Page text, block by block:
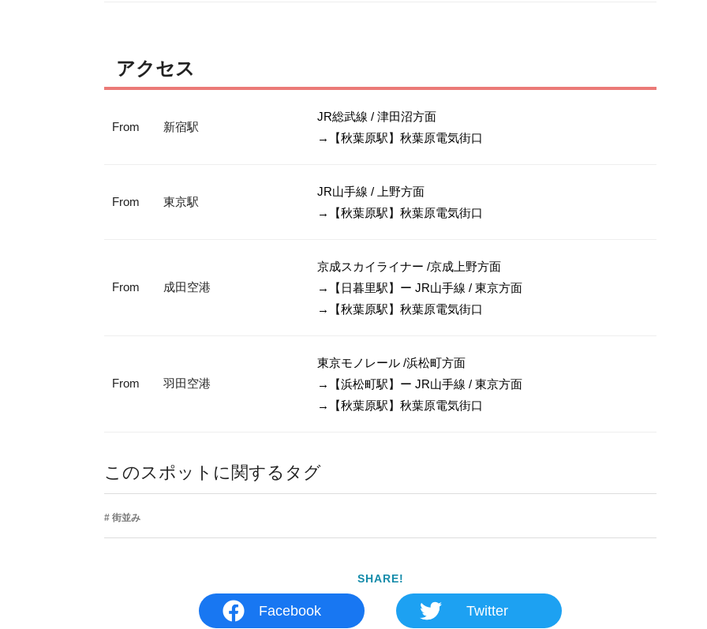
アクセス
From 新宿駅
JR総武線 / 津田沼方面
→【秋葉原駅】秋葉原電気街口
From 東京駅
JR山手線 / 上野方面
→【秋葉原駅】秋葉原電気街口
From 成田空港
京成スカイライナー /京成上野方面
→【日暮里駅】ー JR山手線 / 東京方面
→【秋葉原駅】秋葉原電気街口
From 羽田空港
東京モノレール /浜松町方面
→【浜松町駅】ー JR山手線 / 東京方面
→【秋葉原駅】秋葉原電気街口
このスポットに関するタグ
街並み
SHARE!
Facebook Twitter